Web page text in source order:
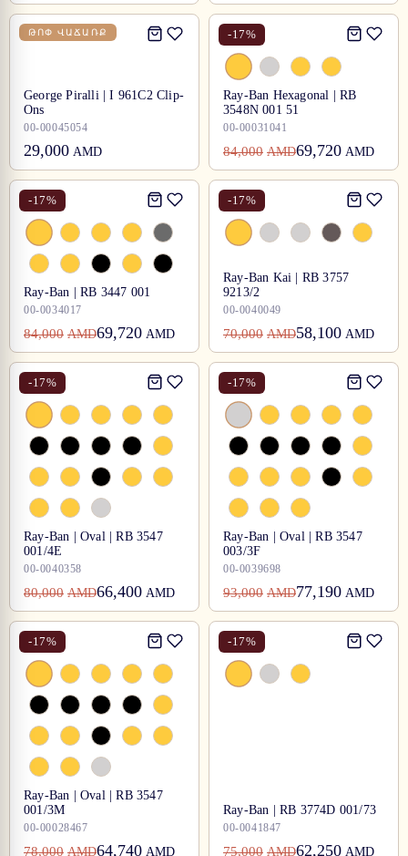
ԹՈՓ ՎԱՃԱՌՔ
George Piralli | I 961C2 Clip-
Ons
00-00045054
29,000 AMD
-17%
Ray-Ban Hexagonal | RB
3548N 001 51
00-00031041
84,000 AMD69,720 AMD
-17%
Ray-Ban | RB 3447 001
00-0034017
84,000 AMD69,720 AMD
-17%
Ray-Ban Kai | RB 3757
9213/2
00-0040049
70,000 AMD58,100 AMD
-17%
Ray-Ban | Oval | RB 3547
001/4E
00-0040358
80,000 AMD66,400 AMD
-17%
Ray-Ban | Oval | RB 3547
003/3F
00-0039698
93,000 AMD77,190 AMD
-17%
Ray-Ban | Oval | RB 3547
001/3M
00-00028467
78,000 AMD64,740 AMD
-17%
Ray-Ban | RB 3774D 001/73
00-0041847
75,000 AMD62,250 AMD